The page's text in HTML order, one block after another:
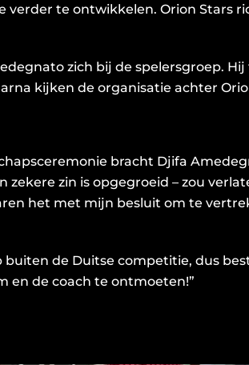
verder te ontwikkelen. Orion Stars
zich bij de spelersgroep.
kijken de organisatie achter
bracht Djifa
zekere zin is opgegroeid – zou
het met mijn besluit om te
buiten de Duitse competitie, dus
en de coach te ontmoeten!”